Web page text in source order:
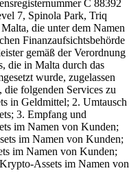
C 88392
7, Spinola Park, Triq
die unter dem Namen
Finanzaufsichtsbehörde
gemäß der Verordnung
die in Malta durch das
wurde, zugelassen
folgenden Services zu
in Geldmittel; 2. Umtausch
3. Empfang und
im Namen von Kunden;
im Namen von Kunden;
im Namen von Kunden;
Assets im Namen von